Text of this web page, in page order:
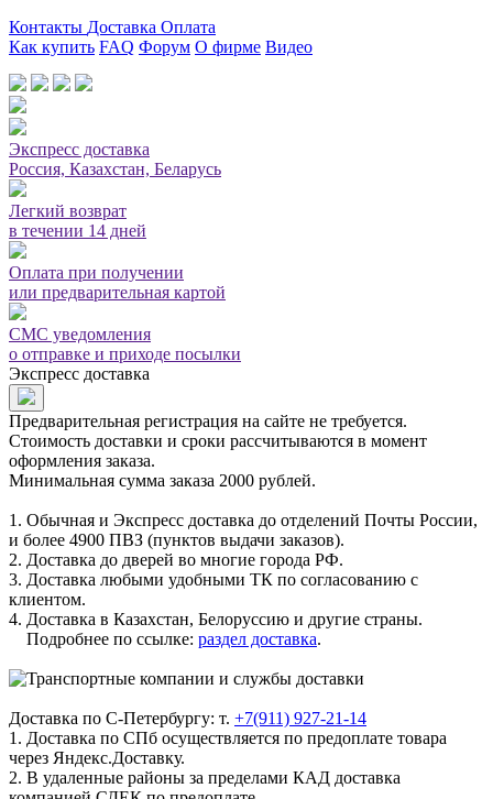
Контакты Доставка Оплата
Как купить FAQ Форум О фирме Видео
Экспресс доставка
Россия, Казахстан, Беларусь
Легкий возврат
в течении 14 дней
Оплата при получении
или предварительная картой
СМС уведомления
о отправке и приходе посылки
Экспресс доставка
Предварительная регистрация на сайте не требуется.
Стоимость доставки и сроки рассчитываются в момент
оформления заказа.
Минимальная сумма заказа 2000 рублей.
1. Обычная и Экспресс доставка до отделений Почты России,
и более 4900 ПВЗ (пунктов выдачи заказов).
2. Доставка до дверей во многие города РФ.
3. Доставка любыми удобными ТК по согласованию с
клиентом.
4. Доставка в Казахстан, Белоруссию и другие страны.
Подробнее по ссылке: раздел доставка.
Доставка по С-Петербургу: т. +7(911) 927-21-14
1. Доставка по СПб осуществляется по предоплате товара
через Яндекс.Доставку.
2. В удаленные районы за пределами КАД доставка